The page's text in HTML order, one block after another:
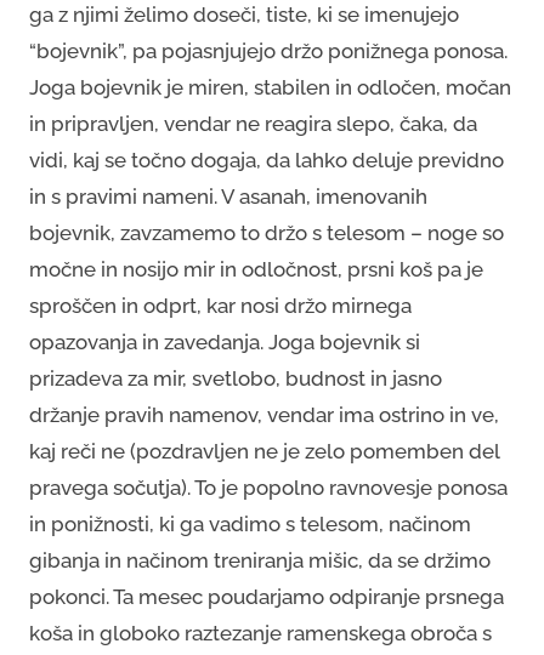
ga z njimi želimo doseči, tiste, ki se imenujejo
“bojevnik”, pa pojasnjujejo držo ponižnega ponosa.
Joga bojevnik je miren, stabilen in odločen, močan
in pripravljen, vendar ne reagira slepo, čaka, da
vidi, kaj se točno dogaja, da lahko deluje previdno
in s pravimi nameni. V asanah, imenovanih
bojevnik, zavzamemo to držo s telesom – noge so
močne in nosijo mir in odločnost, prsni koš pa je
sproščen in odprt, kar nosi držo mirnega
opazovanja in zavedanja. Joga bojevnik si
prizadeva za mir, svetlobo, budnost in jasno
držanje pravih namenov, vendar ima ostrino in ve,
kaj reči ne (pozdravljen ne je zelo pomemben del
pravega sočutja). To je popolno ravnovesje ponosa
in ponižnosti, ki ga vadimo s telesom, načinom
gibanja in načinom treniranja mišic, da se držimo
pokonci. Ta mesec poudarjamo odpiranje prsnega
koša in globoko raztezanje ramenskega obroča s